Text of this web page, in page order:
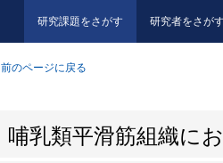
研究課題をさがす 研究者をさが
前のページに戻る
哺乳類平滑筋組織に